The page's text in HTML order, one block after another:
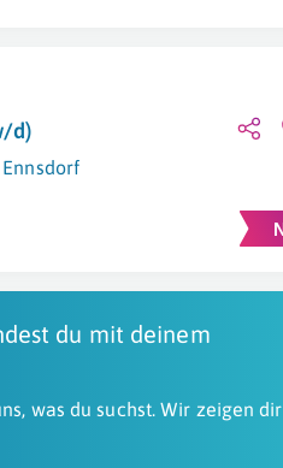
d)
Ennsdorf
du mit deinem
was du suchst. Wir zeigen dir